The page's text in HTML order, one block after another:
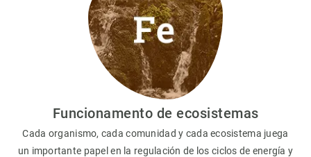
Funcionamento de ecosistemas
Cada organismo, cada comunidad y cada ecosistema juega
un importante papel en la regulación de los ciclos de energía y